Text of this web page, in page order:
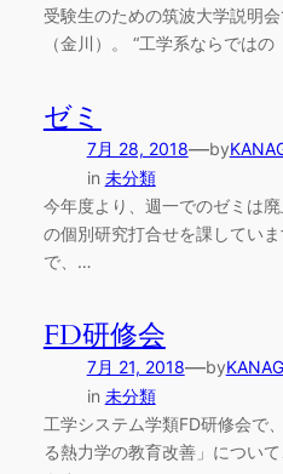
受験生のための筑波大学説明
（金川）。 “工学系ならでは
ゼミ
7月 28, 2018—by
in 未分類
今年度より、週一でのゼミは
の個別研究打合せを課してい
で、…
FD研修会
7月 21, 2018—by
in 未分類
工学システム学類FD研修会で
る熱力学の教育改善」につい